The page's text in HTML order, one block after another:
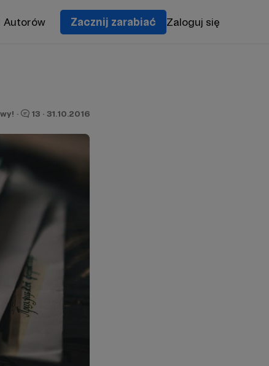
Autorów Zacznij zarabiać Zaloguj się
· 13 · 31.10.2016